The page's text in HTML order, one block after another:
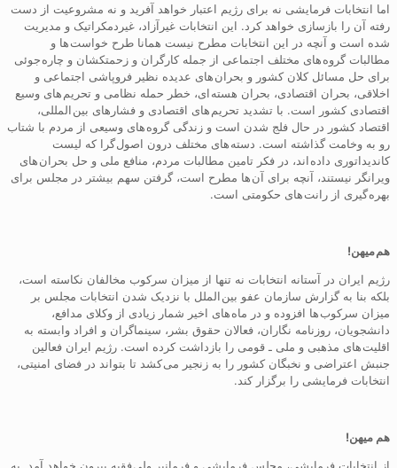
اما انتخابات فرمایشی نه برای رژیم اعتبار خواهد آفرید و نه مشروعیت از دست
رفته آن را بازسازی خواهد کرد. این انتخابات غیرآزاد، غیردمکراتیک و مدیریت
شده است و آنچه در این انتخابات مطرح نیست همانا طرح خواست ها و
مطالبات گروه های مختلف اجتماعی از جمله کارگران و زحمتکشان و چاره جوئی
برای حل مسائل کلان کشور و بحران های عدیده نظیر فروپاشی اجتماعی و
اخلاقی، بحران اقتصادی، بحران هسته ای، خطر حمله نظامی و تحریم های وسیع
اقتصادی کشور است. با تشدید تحریم های اقتصادی و فشارهای بین المللی،
اقتصاد کشور در حال فلج شدن است و زندگی گروه های وسیعی از مردم با شتاب
رو به وخامت گذاشته است. دسته های مختلف درون اصول گرا که لیست
کاندیداتوری داده اند، در فکر تامین مطالبات مردم، منافع ملی و حل بحران های
ویرانگر نیستند، آنچه برای آن ها مطرح است، گرفتن سهم بیشتر در مجلس برای
بهره گیری از رانت های حکومتی است.
هممیهن!
رژیم ایران در آستانه انتخابات نه تنها از میزان سرکوب مخالفان نکاسته است،
بلکه بنا به گزارش سازمان عفو بین الملل با نزدیک شدن انتخابات مجلس بر
میزان سرکوب ها افزوده و در ماه های اخیر شمار زیادی از وکلای مدافع،
دانشجویان، روزنامه نگاران، فعالان حقوق بشر، سینماگران و افراد وابسته به
اقلیت های مذهبی و ملی ـ قومی را بازداشت کرده است. رژیم ایران فعالین
جنبش اعتراضی و نخبگان کشور را به زنجیر می کشد تا بتواند در فضای امنیتی،
انتخابات فرمایشی را برگزار کند.
هم میهن!